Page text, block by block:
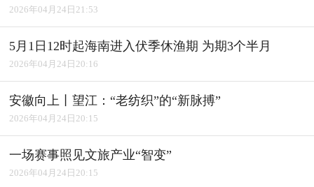
2026年04月24日21:53
5月1日12时起海南进入伏季休渔期 为期3个半月
2026年04月24日20:16
安徽向上丨望江：“老纺织”的“新脉搏”
2026年04月24日20:15
一场赛事照见文旅产业“智变”
2026年04月24日20:15